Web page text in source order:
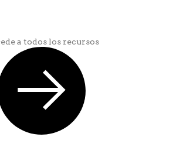
a todos los recursos